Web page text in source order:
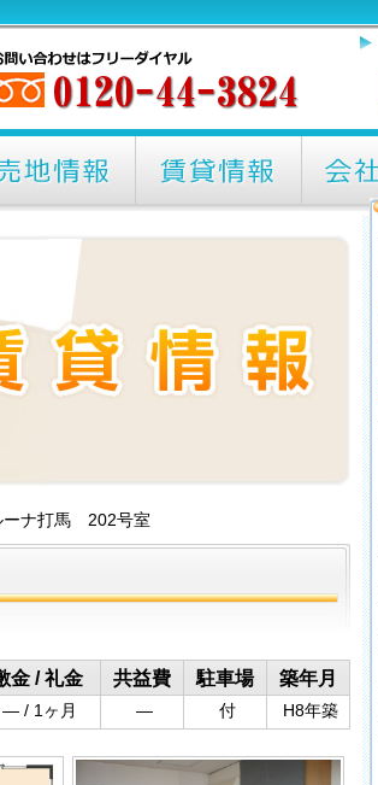
ナ打馬 202号室
金 / 礼金 共益費 駐車場 築年月
― / 1ヶ月 ― 付 H8年築